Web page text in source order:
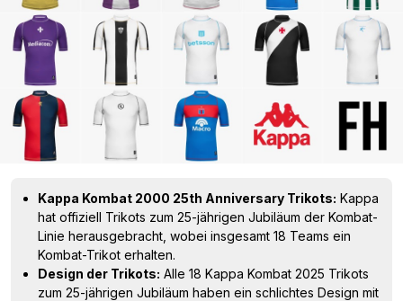
Kappa Kombat 2000 25th Anniversary Trikots: Kappa
hat offiziell Trikots zum 25-jährigen Jubiläum der Kombat-
Linie herausgebracht, wobei insgesamt 18 Teams ein
Kombat-Trikot erhalten.
Design der Trikots: Alle 18 Kappa Kombat 2025 Trikots
zum 25-jährigen Jubiläum haben ein schlichtes Design mit